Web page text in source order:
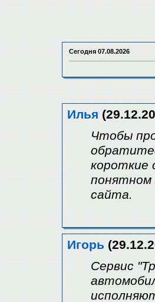
Сегодня 07.08.2026
Илья
Чтобы
короткие
понятном
сайта.
Игорь
Сервис